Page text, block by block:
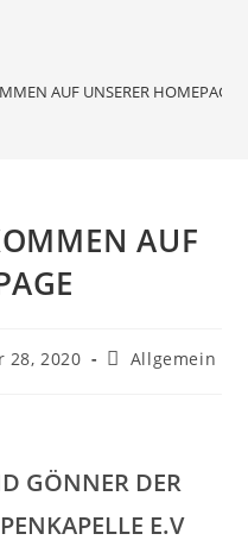
AUF UNSERER HOMEPAGE
AUF
28, 2020 Allgemein
GÖNNER DER
E.V